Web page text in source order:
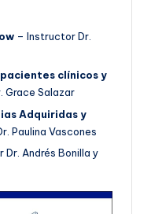
– Instructor Dr.
clínicos y
Grace Salazar
Adquiridas y
Paulina Vascones
Andrés Bonilla y